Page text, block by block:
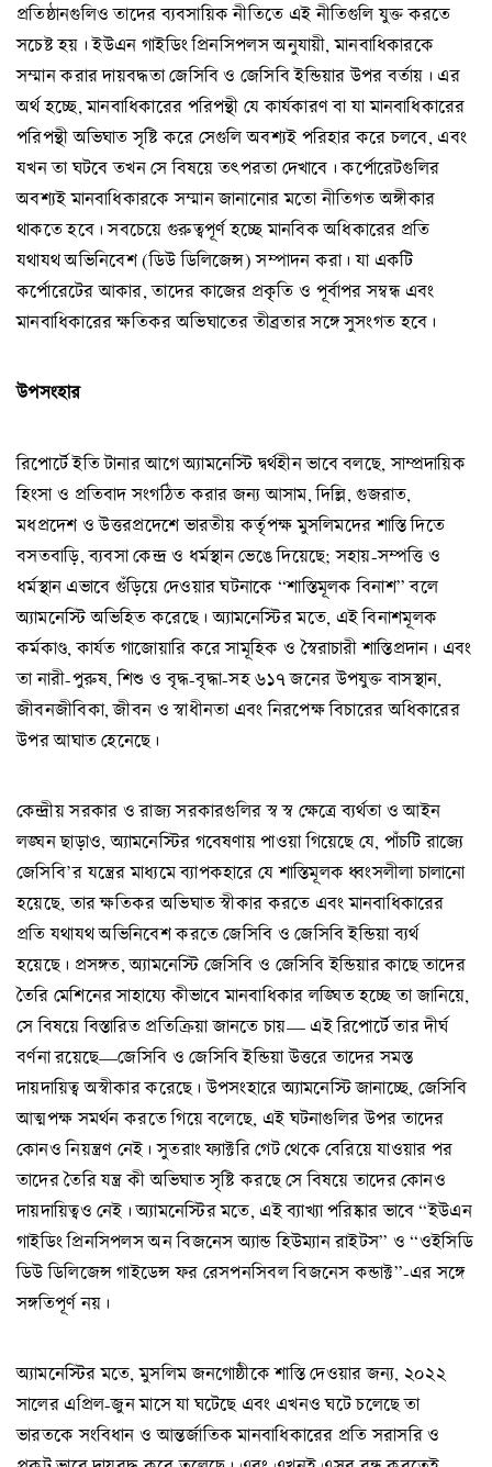
প্রতিষ্ঠানগুলিও তাদের ব্যবসায়িক নীতিতে এই নীতিগুলি যুক্ত করতে
সচেষ্ট হয়। ইউএন গাইডিং প্রিনসিপলস অনুযায়ী, মানবাধিকারকে
সম্মান করার দায়বদ্ধতা জেসিবি ও জেসিবি ইন্ডিয়ার উপর বর্তায়। এর
অর্থ হচ্ছে, মানবাধিকারের পরিপন্থী যে কার্যকারণ বা যা মানবাধিকারের
পরিপন্থী অভিঘাত সৃষ্টি করে সেগুলি অবশ্যই পরিহার করে চলবে, এবং
যখন তা ঘটবে তখন সে বিষয়ে তৎপরতা দেখাবে। কর্পোরেটগুলির
অবশ্যই মানবাধিকারকে সম্মান জানানোর মতো নীতিগত অঙ্গীকার
থাকতে হবে। সবচেয়ে গুরুত্বপূর্ণ হচ্ছে মানবিক অধিকারের প্রতি
যথাযথ অভিনিবেশ (ডিউ ডিলিজেন্স) সম্পাদন করা। যা একটি
কর্পোরেটের আকার, তাদের কাজের প্রকৃতি ও পূর্বাপর সম্বন্ধ এবং
মানবাধিকারের ক্ষতিকর অভিঘাতের তীব্রতার সঙ্গে সুসংগত হবে।
উপসংহার
রিপোর্টে ইতি টানার আগে অ্যামনেস্টি দ্বর্থহীন ভাবে বলছে, সাম্প্রদায়িক
হিংসা ও প্রতিবাদ সংগঠিত করার জন্য আসাম, দিল্লি, গুজরাত,
মধপ্রদেশ ও উত্তরপ্রদেশে ভারতীয় কর্তৃপক্ষ মুসলিমদের শাস্তি দিতে
বসতবাড়ি, ব্যবসা কেন্দ্র ও ধর্মস্থান ভেঙে দিয়েছে; সহায়-সম্পত্তি ও
ধর্মস্থান এভাবে গুঁড়িয়ে দেওয়ার ঘটনাকে “শাস্তিমূলক বিনাশ” বলে
অ্যামনেস্টি অভিহিত করেছে। অ্যামনেস্টির মতে, এই বিনাশমূলক
কর্মকাণ্ড, কার্যত গাজোয়ারি করে সামূহিক ও স্বৈরাচারী শাস্তিপ্রদান। এবং
তা নারী-পুরুষ, শিশু ও বৃদ্ধ-বৃদ্ধা-সহ ৬১৭ জনের উপযুক্ত বাসস্থান,
জীবনজীবিকা, জীবন ও স্বাধীনতা এবং নিরপেক্ষ বিচারের অধিকারের
উপর আঘাত হেনেছে।
কেন্দ্রীয় সরকার ও রাজ্য সরকারগুলির স্ব স্ব ক্ষেত্রে ব্যর্থতা ও আইন
লঙ্ঘন ছাড়াও, অ্যামনেস্টির গবেষণায় পাওয়া গিয়েছে যে, পাঁচটি রাজ্যে
জেসিবি’র যন্ত্রের মাধ্যমে ব্যাপকহারে যে শাস্তিমূলক ধ্বংসলীলা চালানো
হয়েছে, তার ক্ষতিকর অভিঘাত স্বীকার করতে এবং মানবাধিকারের
প্রতি যথাযথ অভিনিবেশ করতে জেসিবি ও জেসিবি ইন্ডিয়া ব্যর্থ
হয়েছে। প্রসঙ্গত, অ্যামনেস্টি জেসিবি ও জেসিবি ইন্ডিয়ার কাছে তাদের
তৈরি মেশিনের সাহায্যে কীভাবে মানবাধিকার লঙ্ঘিত হচ্ছে তা জানিয়ে,
সে বিষয়ে বিস্তারিত প্রতিক্রিয়া জানতে চায়— এই রিপোর্টে তার দীর্ঘ
বর্ণনা রয়েছে—জেসিবি ও জেসিবি ইন্ডিয়া উত্তরে তাদের সমস্ত
দায়দায়িত্ব অস্বীকার করেছে। উপসংহারে অ্যামনেস্টি জানাচ্ছে, জেসিবি
আত্মপক্ষ সমর্থন করতে গিয়ে বলেছে, এই ঘটনাগুলির উপর তাদের
কোনও নিয়ন্ত্রণ নেই। সুতরাং ফ্যাক্টরি গেট থেকে বেরিয়ে যাওয়ার পর
তাদের তৈরি যন্ত্র কী অভিঘাত সৃষ্টি করছে সে বিষয়ে তাদের কোনও
দায়দায়িত্বও নেই। অ্যামনেস্টির মতে, এই ব্যাখ্যা পরিষ্কার ভাবে “ইউএন
গাইডিং প্রিনসিপলস অন বিজনেস অ্যান্ড হিউম্যান রাইটস” ও “ওইসিডি
ডিউ ডিলিজেন্স গাইডেন্স ফর রেসপনসিবল বিজনেস কন্ডাক্ট”-এর সঙ্গে
সঙ্গতিপূর্ণ নয়।
অ্যামনেস্টির মতে, মুসলিম জনগোষ্ঠীকে শাস্তি দেওয়ার জন্য, ২০২২
সালের এপ্রিল-জুন মাসে যা ঘটেছে এবং এখনও ঘটে চলেছে তা
ভারতকে সংবিধান ও আন্তর্জাতিক মানবাধিকারের প্রতি সরাসরি ও